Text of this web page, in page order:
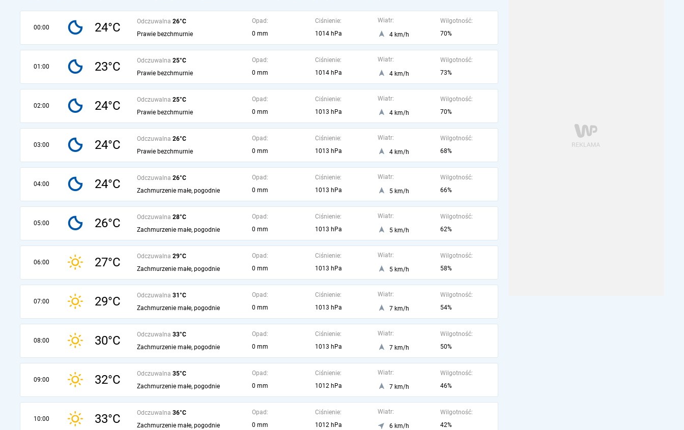
00:00 24°C Odczuwalna 26°C
Prawie bezchmurnie
Opad:
0 mm
Ciśnienie:
1014 hPa
Wiatr:
4 km/h
Wilgotność:
70%
01:00 23°C Odczuwalna 25°C
Prawie bezchmurnie
Opad:
0 mm
Ciśnienie:
1014 hPa
Wiatr:
4 km/h
Wilgotność:
73%
02:00 24°C Odczuwalna 25°C
Prawie bezchmurnie
Opad:
0 mm
Ciśnienie:
1013 hPa
Wiatr:
4 km/h
Wilgotność:
70%
03:00 24°C Odczuwalna 26°C
Prawie bezchmurnie
Opad:
0 mm
Ciśnienie:
1013 hPa
Wiatr:
4 km/h
Wilgotność:
68%
04:00 24°C Odczuwalna 26°C
Zachmurzenie małe, pogodnie
Opad:
0 mm
Ciśnienie:
1013 hPa
Wiatr:
5 km/h
Wilgotność:
66%
05:00 26°C Odczuwalna 28°C
Zachmurzenie małe, pogodnie
Opad:
0 mm
Ciśnienie:
1013 hPa
Wiatr:
5 km/h
Wilgotność:
62%
06:00 27°C Odczuwalna 29°C
Zachmurzenie małe, pogodnie
Opad:
0 mm
Ciśnienie:
1013 hPa
Wiatr:
5 km/h
Wilgotność:
58%
07:00 29°C Odczuwalna 31°C
Zachmurzenie małe, pogodnie
Opad:
0 mm
Ciśnienie:
1013 hPa
Wiatr:
7 km/h
Wilgotność:
54%
08:00 30°C Odczuwalna 33°C
Zachmurzenie małe, pogodnie
Opad:
0 mm
Ciśnienie:
1013 hPa
Wiatr:
7 km/h
Wilgotność:
50%
09:00 32°C Odczuwalna 35°C
Zachmurzenie małe, pogodnie
Opad:
0 mm
Ciśnienie:
1012 hPa
Wiatr:
7 km/h
Wilgotność:
46%
10:00 33°C Odczuwalna 36°C
Zachmurzenie małe, pogodnie
Opad:
0 mm
Ciśnienie:
1012 hPa
Wiatr:
6 km/h
Wilgotność:
42%